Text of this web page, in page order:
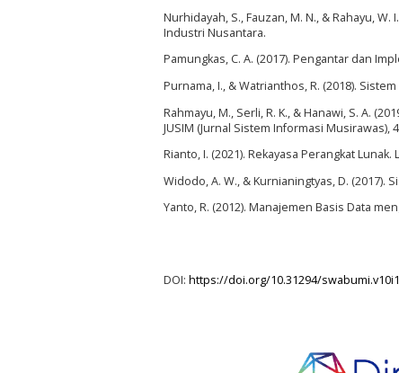
Nurhidayah, S., Fauzan, M. N., & Rahayu,
Industri Nusantara.
Pamungkas, C. A. (2017). Pengantar dan
Purnama, I., & Watrianthos, R. (2018).
Rahmayu, M., Serli, R. K., & Hanawi, S. A.
JUSIM (Jurnal Sistem Informasi Musirawas),
Rianto, I. (2021). Rekayasa Perangkat Lunak.
Widodo, A. W., & Kurnianingtyas, D. (2017).
Yanto, R. (2012). Manajemen Basis Data
DOI: https://doi.org/10.31294/